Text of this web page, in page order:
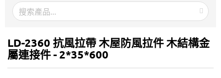
新聞
關於我們
LD-2360 抗風拉帶 木屋防風拉件 木結構金
屬連接件 - 2*35*600